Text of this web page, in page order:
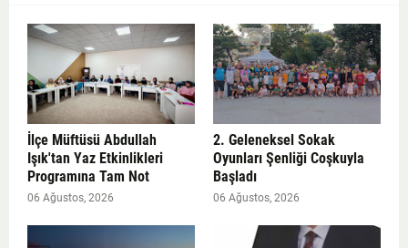
İlçe Müftüsü Abdullah
Işık'tan Yaz Etkinlikleri
Programına Tam Not
06 Ağustos, 2026
2. Geleneksel Sokak
Oyunları Şenliği Coşkuyla
Başladı
06 Ağustos, 2026